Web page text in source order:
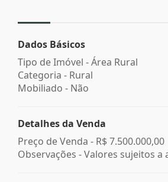
Dados Básicos
Tipo de Imóvel - Área Rural
Categoria - Rural
Mobiliado - Não
Detalhes da Venda
Preço de Venda - R$ 7.500.000,00
Observações - Valores sujeitos a